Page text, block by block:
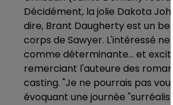
Décidément, la jolie Dakota
dire, Brant Daugherty est un
corps de Sawyer. L'intéressé
comme déterminante... et
remerciant l'auteure des
casting. "Je ne pourrais pas
évoquant une journée